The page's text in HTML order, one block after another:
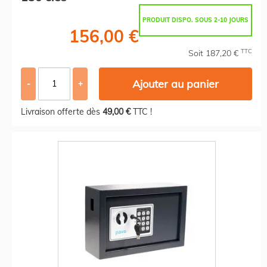
PRODUIT DISPO. SOUS 2-10 JOURS
156,00 €
Soit 187,20 € TTC
- + Ajouter au panier
Livraison offerte dès 49,00 €TTC !